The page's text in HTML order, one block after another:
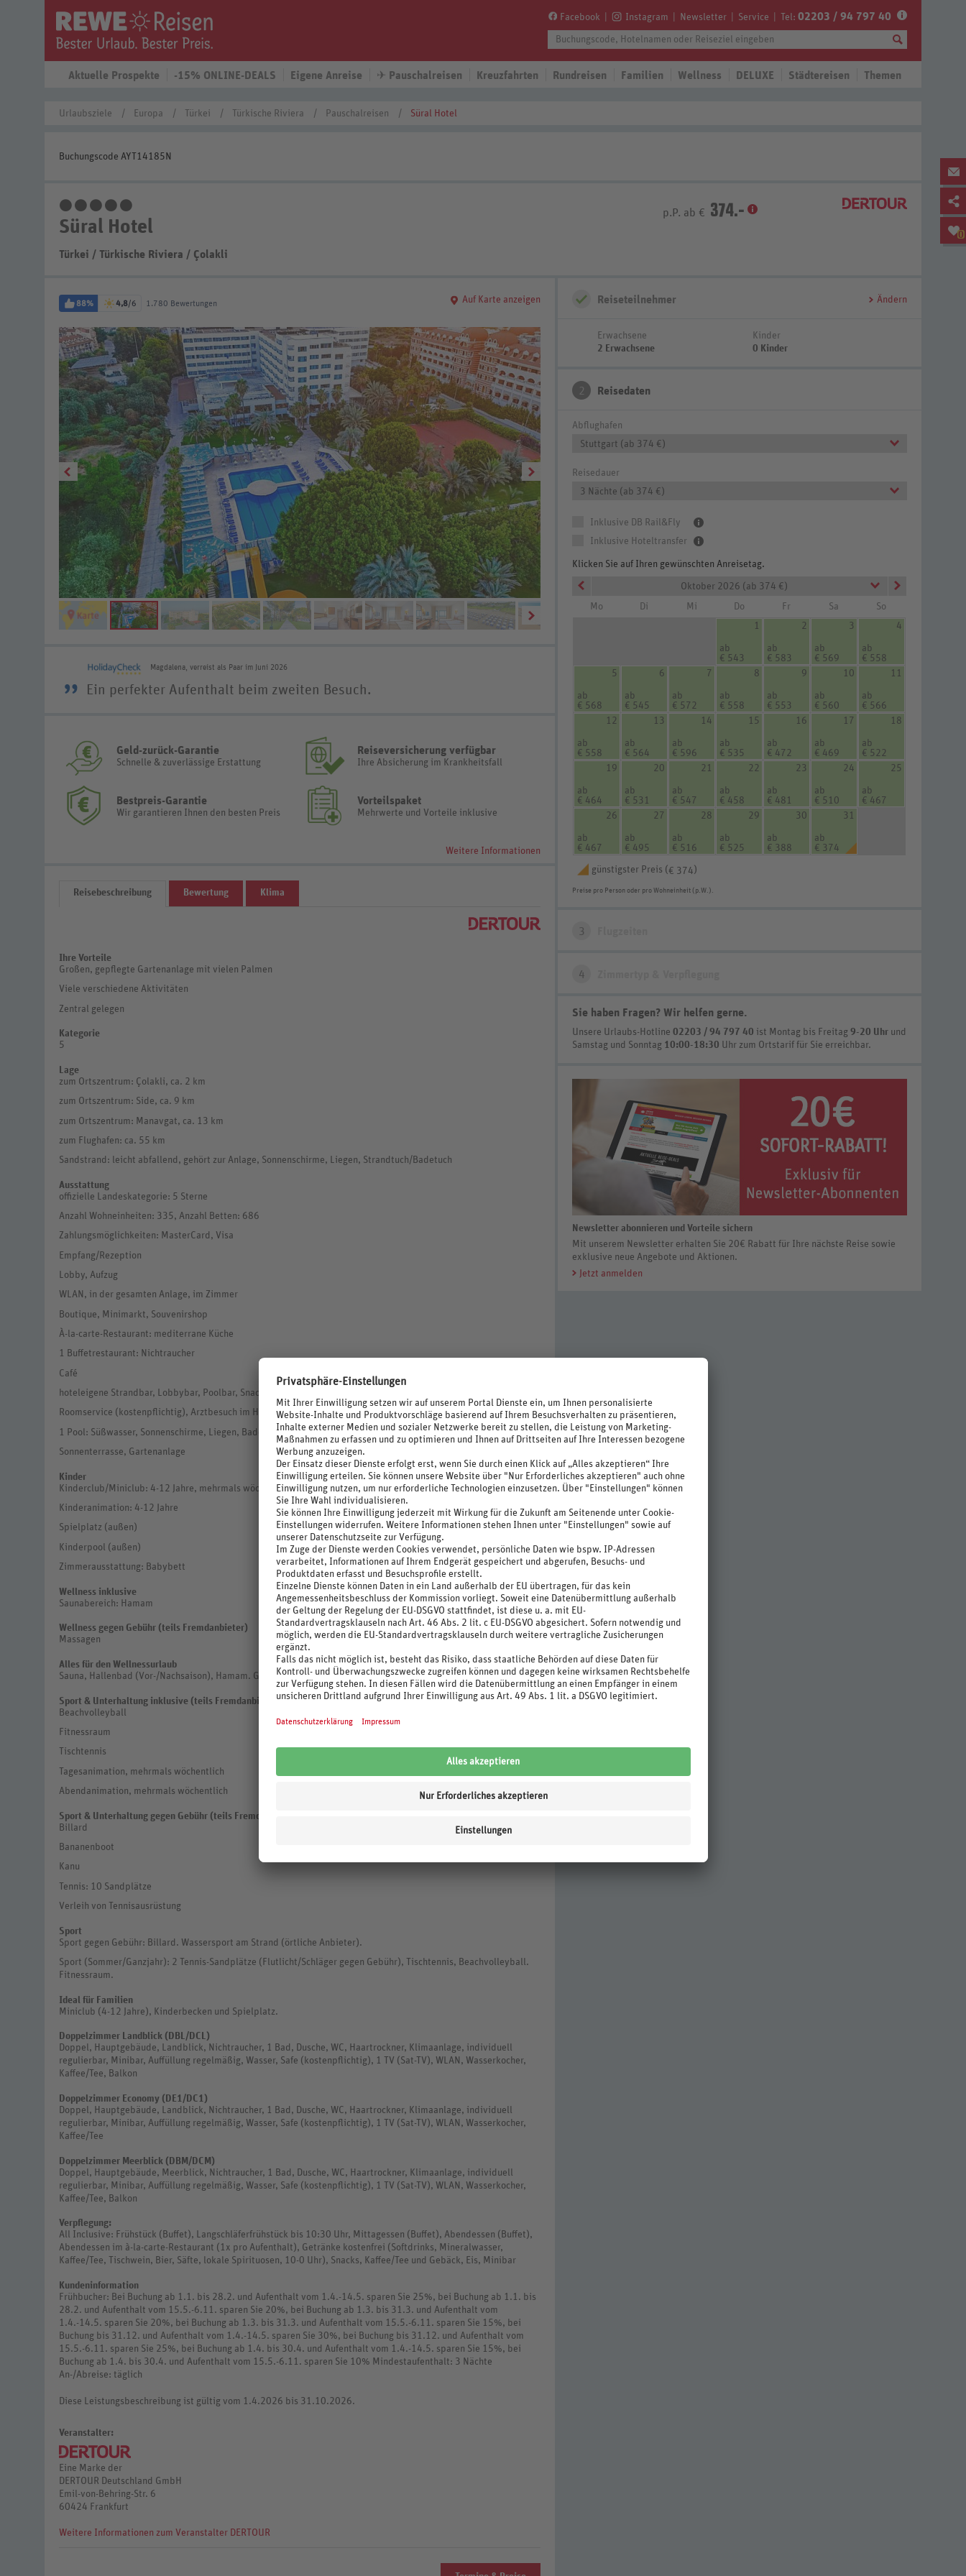
Facebook Instagram Newsletter Service Tel: 02203 / 94 797 40
Aktuelle Prospekte -15% ONLINE-DEALS Eigene Anreise ✈ Pauschalreisen Kreuzfahrten Rundreisen Familien Wellness DELUXE Städtereisen Themen
0
Urlaubsziele Europa Türkei Türkische Riviera Pauschalreisen Süral Hotel
Buchungscode AYT14185N
Süral Hotel
Türkei / Türkische Riviera / Çolakli
p.P. ab € 374.-
88% 4,8/6 1.780 Bewertungen Auf Karte anzeigen
Magdalena, verreist als Paar im Juni 2026
” Ein perfekter Aufenthalt beim zweiten Besuch.
Geld-zurück-Garantie
Schnelle & zuverlässige Erstattung
Reiseversicherung verfügbar
Ihre Absicherung im Krankheitsfall
Bestpreis-Garantie
Wir garantieren Ihnen den besten Preis
Vorteilspaket
Mehrwerte und Vorteile inklusive
Weitere Informationen
Reisebeschreibung Bewertung Klima
Ihre Vorteile
Großen, gepflegte Gartenanlage mit vielen Palmen
Viele verschiedene Aktivitäten
Zentral gelegen
Kategorie
5
Lage
zum Ortszentrum: Çolakli, ca. 2 km
zum Ortszentrum: Side, ca. 9 km
zum Ortszentrum: Manavgat, ca. 13 km
zum Flughafen: ca. 55 km
Sandstrand: leicht abfallend, gehört zur Anlage, Sonnenschirme, Liegen, Strandtuch/Badetuch
Ausstattung
offizielle Landeskategorie: 5 Sterne
Anzahl Wohneinheiten: 335, Anzahl Betten: 686
Zahlungsmöglichkeiten: MasterCard, Visa
Empfang/Rezeption
Lobby, Aufzug
WLAN, in der gesamten Anlage, im Zimmer
Boutique, Minimarkt, Souvenirshop
À-la-carte-Restaurant: mediterrane Küche
1 Buffetrestaurant: Nichtraucher
Café
hoteleigene Strandbar, Lobbybar, Poolbar, Snackbar
Roomservice (kostenpflichtig), Arztbesuch im Hotel, Wäscheservice (im Hotel, kostenpflichtig)
1 Pool: Süßwasser, Sonnenschirme, Liegen, Badetuch
Sonnenterrasse, Gartenanlage
Kinder
Kinderclub/Miniclub: 4-12 Jahre, mehrmals wöchentlich
Kinderanimation: 4-12 Jahre
Spielplatz (außen)
Kinderpool (außen)
Zimmerausstattung: Babybett
Wellness inklusive
Saunabereich: Hamam
Wellness gegen Gebühr (teils Fremdanbieter)
Massagen
Alles für den Wellnessurlaub
Sauna, Hallenbad (Vor-/Nachsaison), Hamam. Gegen Gebühr: Massage.
Sport & Unterhaltung inklusive (teils Fremdanbieter)
Beachvolleyball
Fitnessraum
Tischtennis
Tagesanimation, mehrmals wöchentlich
Abendanimation, mehrmals wöchentlich
Sport & Unterhaltung gegen Gebühr (teils Fremdanbieter)
Billard
Bananenboot
Kanu
Tennis: 10 Sandplätze
Verleih von Tennisausrüstung
Sport
Sport gegen Gebühr: Billard. Wassersport am Strand (örtliche Anbieter).
Sport (Sommer/Ganzjahr): 2 Tennis-Sandplätze (Flutlicht/Schläger gegen Gebühr), Tischtennis, Beachvolleyball.
Fitnessraum.
Ideal für Familien
Miniclub (4-12 Jahre), Kinderbecken und Spielplatz.
Doppelzimmer Landblick (DBL/DCL)
Doppel, Hauptgebäude, Landblick, Nichtraucher, 1 Bad, Dusche, WC, Haartrockner, Klimaanlage, individuell
regulierbar, Minibar, Auffüllung regelmäßig, Wasser, Safe (kostenpflichtig), 1 TV (Sat-TV), WLAN, Wasserkocher,
Kaffee/Tee, Balkon
Doppelzimmer Economy (DE1/DC1)
Doppel, Hauptgebäude, Landblick, Nichtraucher, 1 Bad, Dusche, WC, Haartrockner, Klimaanlage, individuell
regulierbar, Minibar, Auffüllung regelmäßig, Wasser, Safe (kostenpflichtig), 1 TV (Sat-TV), WLAN, Wasserkocher,
Kaffee/Tee
Doppelzimmer Meerblick (DBM/DCM)
Doppel, Hauptgebäude, Meerblick, Nichtraucher, 1 Bad, Dusche, WC, Haartrockner, Klimaanlage, individuell
regulierbar, Minibar, Auffüllung regelmäßig, Wasser, Safe (kostenpflichtig), 1 TV (Sat-TV), WLAN, Wasserkocher,
Kaffee/Tee, Balkon
Verpflegung:
All Inclusive: Frühstück (Buffet), Langschläferfrühstück bis 10:30 Uhr, Mittagessen (Buffet), Abendessen (Buffet),
Abendessen im à-la-carte-Restaurant (1x pro Aufenthalt), Getränke kostenfrei (Softdrinks, Mineralwasser,
Kaffee/Tee, Tischwein, Bier, Säfte, lokale Spirituosen, 10-0 Uhr), Snacks, Kaffee/Tee und Gebäck, Eis, Minibar
Kundeninformation
Frühbucher: Bei Buchung ab 1.1. bis 28.2. und Aufenthalt vom 1.4.-14.5. sparen Sie 25%, bei Buchung ab 1.1. bis
28.2. und Aufenthalt vom 15.5.-6.11. sparen Sie 20%, bei Buchung ab 1.3. bis 31.3. und Aufenthalt vom
1.4.-14.5. sparen Sie 20%, bei Buchung ab 1.3. bis 31.3. und Aufenthalt vom 15.5.-6.11. sparen Sie 15%, bei
Buchung bis 31.12. und Aufenthalt vom 1.4.-14.5. sparen Sie 30%, bei Buchung bis 31.12. und Aufenthalt vom
15.5.-6.11. sparen Sie 25%, bei Buchung ab 1.4. bis 30.4. und Aufenthalt vom 1.4.-14.5. sparen Sie 15%, bei
Buchung ab 1.4. bis 30.4. und Aufenthalt vom 15.5.-6.11. sparen Sie 10% Mindestaufenthalt: 3 Nächte
An-/Abreise: täglich
Diese Leistungsbeschreibung ist gültig vom 1.4.2026 bis 31.10.2026.
Veranstalter:
Eine Marke der
DERTOUR Deutschland GmbH
Emil-von-Behring-Str. 6
60424 Frankfurt
Weitere Informationen zum Veranstalter DERTOUR
Reiseteilnehmer Ändern
Erwachsene
2 Erwachsene
Kinder
0 Kinder
2 Reisedaten
Abflughafen
Stuttgart (ab 374 €)
Reisedauer
3 Nächte (ab 374 €)
Inklusive DB Rail&Fly
Inklusive Hoteltransfer
Klicken Sie auf Ihren gewünschten Anreisetag.
Oktober 2026 (ab 374 €)
Mo
Di Mi Do Fr Sa
So
1
ab
€ 543
2
ab
€ 583
3
ab
€ 569
4
ab
€ 558
5
ab
€ 568
6
ab
€ 545
7
ab
€ 572
8
ab
€ 558
9
ab
€ 553
10
ab
€ 560
11
ab
€ 566
12
ab
€ 558
13
ab
€ 564
14
ab
€ 596
15
ab
€ 535
16
ab
€ 472
17
ab
€ 469
18
ab
€ 522
19
ab
€ 464
20
ab
€ 531
21
ab
€ 547
22
ab
€ 458
23
ab
€ 481
24
ab
€ 510
25
ab
€ 467
26
ab
€ 467
27
ab
€ 495
28
ab
€ 516
29
ab
€ 525
30
ab
€ 388
31
ab
€ 374
günstigster Preis ( € 374 )
Preise pro Person oder pro Wohneinheit (p.W.).
3
4
Sie haben Fragen? Wir helfen gerne.
Unsere Urlaubs-Hotline 02203 / 94 797 40 ist Montag bis Freitag 9-20 Uhr und
Samstag und Sonntag 10:00-18:30 Uhr zum Ortstarif für Sie erreichbar.
Newsletter abonnieren und Vorteile sichern
Mit unserem Newsletter erhalten Sie 20€ Rabatt für Ihre nächste Reise sowie
exklusive neue Angebote und Aktionen.
Jetzt anmelden